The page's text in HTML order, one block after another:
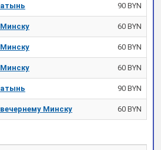
90 BYN
60 BYN
60 BYN
60 BYN
90 BYN
Минску 60 BYN